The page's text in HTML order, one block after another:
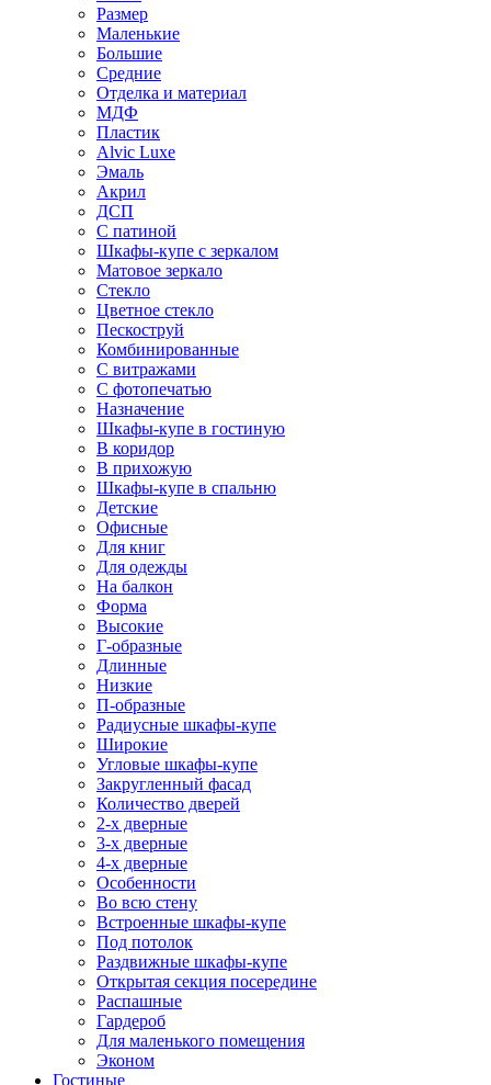
Размер
Маленькие
Большие
Средние
Отделка и материал
МДФ
Пластик
Alvic Luxe
Эмаль
Акрил
ДСП
С патиной
Шкафы-купе с зеркалом
Матовое зеркало
Стекло
Цветное стекло
Пескоструй
Комбинированные
С витражами
С фотопечатью
Назначение
Шкафы-купе в гостиную
В коридор
В прихожую
Шкафы-купе в спальню
Детские
Офисные
Для книг
Для одежды
На балкон
Форма
Высокие
Г-образные
Длинные
Низкие
П-образные
Радиусные шкафы-купе
Широкие
Угловые шкафы-купе
Закругленный фасад
Количество дверей
2-х дверные
3-х дверные
4-х дверные
Особенности
Во всю стену
Встроенные шкафы-купе
Под потолок
Раздвижные шкафы-купе
Открытая секция посередине
Распашные
Гардероб
Для маленького помещения
Эконом
Гостиные